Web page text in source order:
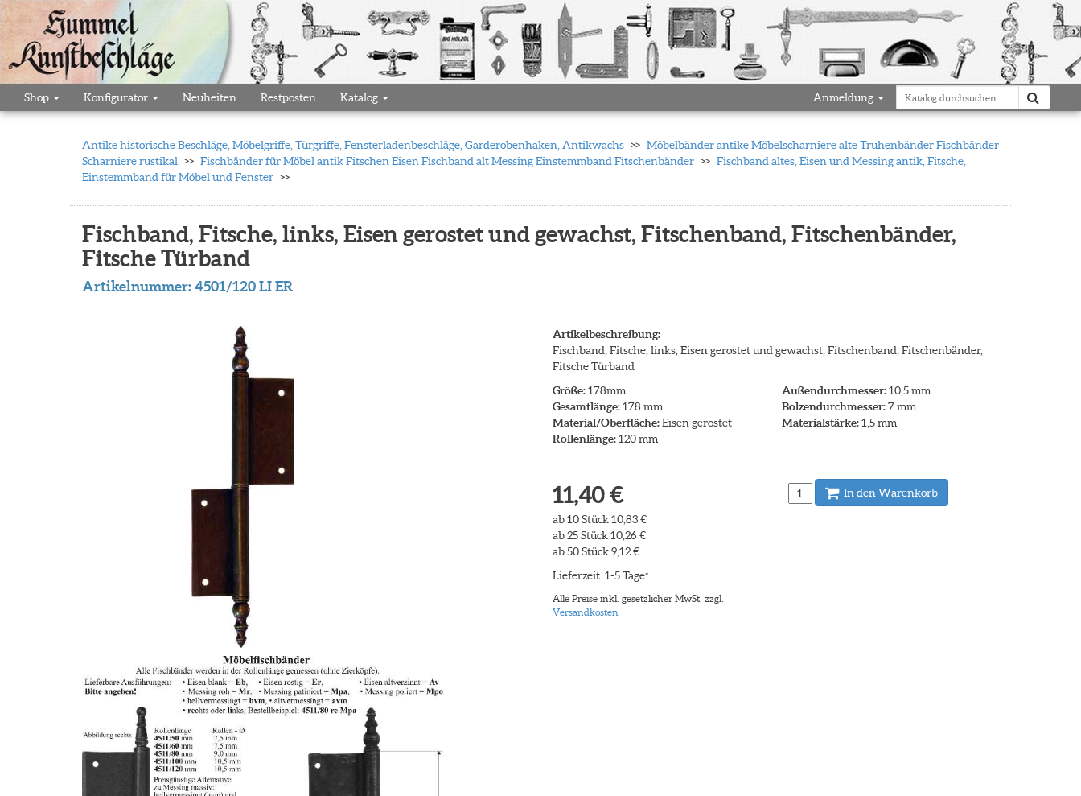
Shop Konfigurator Neuheiten Restposten Katalog Anmeldung
Antike historische Beschläge, Möbelgriffe, Türgriffe, Fensterladenbeschläge, Garderobenhaken, Antikwachs
Möbelbänder antike Möbelscharniere alte Truhenbänder Fischbänder
Scharniere rustikal
Fischbänder für Möbel antik Fitschen Eisen Fischband alt Messing Einstemmband Fitschenbänder
Fischband altes, Eisen und Messing antik, Fitsche,
Einstemmband für Möbel und Fenster
Fischband, Fitsche, links, Eisen gerostet und gewachst, Fitschenband, Fitschenbänder,
Fitsche Türband
Artikelnummer:4501/120 LI ER
Artikelbeschreibung:
Fischband, Fitsche, links, Eisen gerostet und gewachst, Fitschenband, Fitschenbänder,
Fitsche Türband
Größe:178mm
Gesamtlänge:178 mm
Material/Oberfläche:Eisen gerostet
Rollenlänge:120 mm
Außendurchmesser:10,5 mm
Bolzendurchmesser:7 mm
Materialstärke:1,5 mm
11,40 €
ab 10 Stück 10,83 €
ab 25 Stück 10,26 €
ab 50 Stück 9,12 €
Lieferzeit: 1-5 Tage*
Alle Preise inkl. gesetzlicher MwSt. zzgl.
Versandkosten
In den Warenkorb